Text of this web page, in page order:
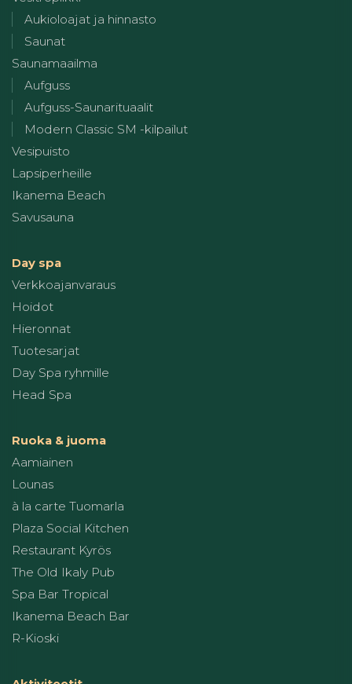
Aukioloajat ja hinnasto
Saunat
Saunamaailma
Aufguss
Aufguss-Saunarituaalit
Modern Classic SM -kilpailut
Vesipuisto
Lapsiperheille
Ikanema Beach
Savusauna
Day spa
Verkkoajanvaraus
Hoidot
Hieronnat
Tuotesarjat
Day Spa ryhmille
Head Spa
Ruoka & juoma
Aamiainen
Lounas
à la carte Tuomarla
Plaza Social Kitchen
Restaurant Kyrös
The Old Ikaly Pub
Spa Bar Tropical
Ikanema Beach Bar
R-Kioski